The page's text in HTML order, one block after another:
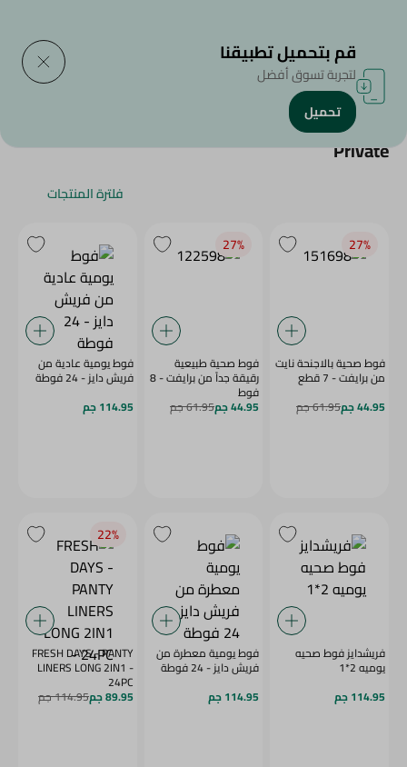
الرئيسية /
Private
فلترة المنتجات
27‎%‎
فوط صحية بالاجنحة نايت
من برايفت - 7 قطع
44.95 جم
61.95 جم
27‎%‎
فوط صحية طبيعية
رقيقة جداً من برايفت - 8
فوط
44.95 جم 61.95 جم
فوط يومية عادية من
فريش دايز - 24 فوطة
114.95 جم
فريشدايز فوط صحيه
يوميه 2*1
114.95 جم
فوط يومية معطرة من
فريش دايز - 24 فوطة
114.95 جم
22‎%‎
FRESH DAYS - PANTY
LINERS LONG 2IN1 -
24PC
89.95 جم 114.95 جم
قم بتحميل تطبيقنا
لتجربة تسوق أفضل
تحميل